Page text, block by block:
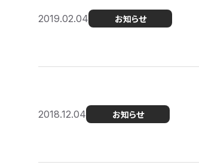
2019.02.04 お知らせ
2018.12.04 お知らせ